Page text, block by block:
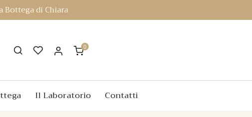
Bottega di Chiara
0
Il Laboratorio Contatti